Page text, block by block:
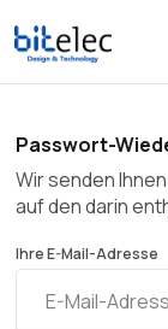
springen
Passwort-
Wir senden
auf den darin
Ihre E-Mail-Adresse